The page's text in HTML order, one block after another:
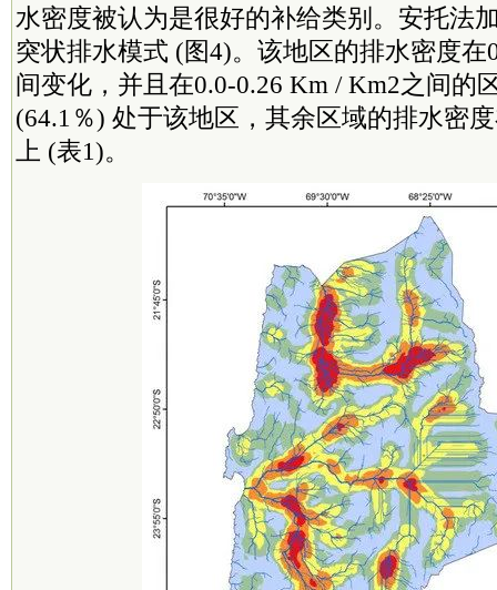
水密度被认为是很好的补给类别。安托法
突状排水模式 (图4)。该地区的排水密度在
间变化，并且在0.0-0.26 Km / Km2之间的
(64.1％) 处于该地区，其余区域的排水密
上 (表1)。